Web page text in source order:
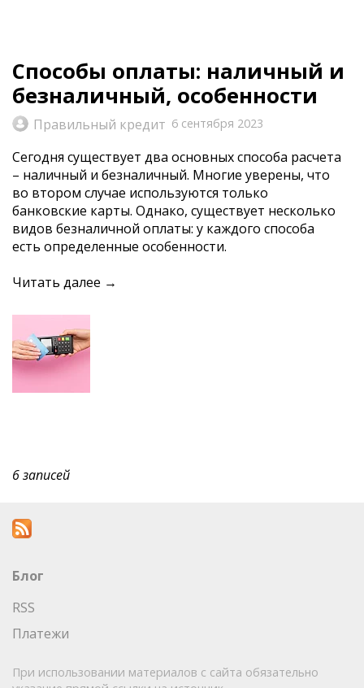
Способы оплаты: наличный и
безналичный, особенности
Правильный кредит 6 сентября 2023
Сегодня существует два основных способа расчета
– наличный и безналичный. Многие уверены, что
во втором случае используются только
банковские карты. Однако, существует несколько
видов безналичной оплаты: у каждого способа
есть определенные особенности.
Читать далее →
6 записей
Блог
RSS
Платежи
При использовании материалов с сайта обязательно